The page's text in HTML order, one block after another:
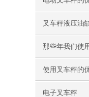
叉车秤液压油
那些年我们使
叫兽”都不知道
使用叉车秤的
电子叉车秤